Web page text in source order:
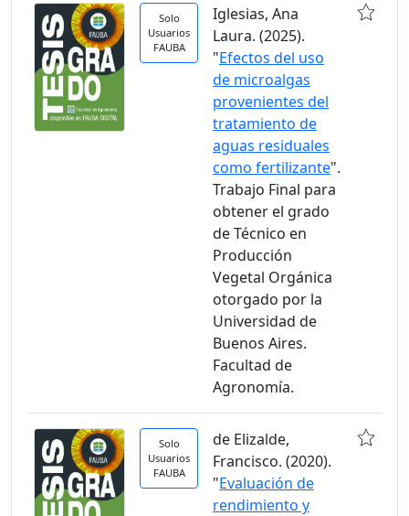
Solo
Usuarios
FAUBA
Iglesias, Ana
Laura. (2025).
"Efectos del uso
de microalgas
provenientes del
tratamiento de
aguas residuales
como fertilizante".
Trabajo Final para
obtener el grado
de Técnico en
Producción
Vegetal Orgánica
otorgado por la
Universidad de
Buenos Aires.
Facultad de
Agronomía.
Solo
Usuarios
FAUBA
de Elizalde,
Francisco. (2020).
"Evaluación de
rendimiento y